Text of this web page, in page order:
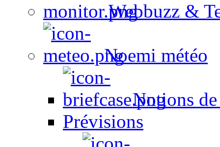
Webbuzz &
Noemi météo
Notions
Prévisions